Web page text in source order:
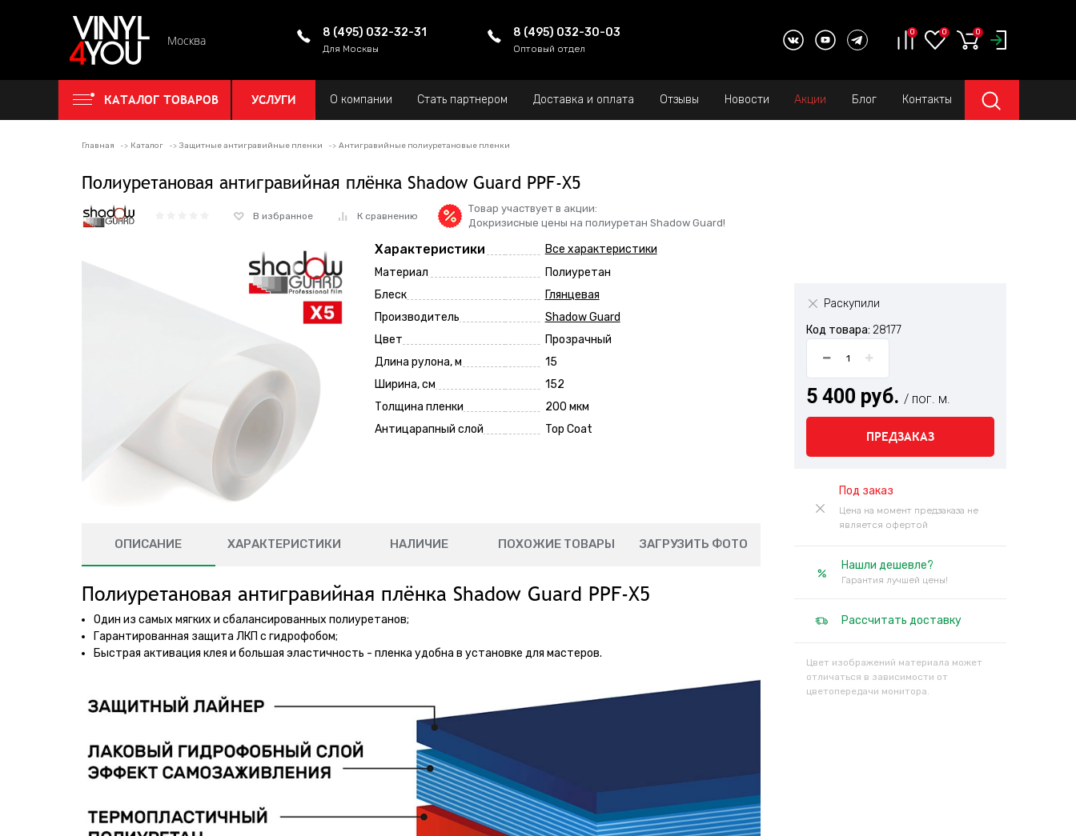
Москва
8 (495) 032-32-31
Для Москвы
8 (495) 032-30-03
Оптовый отдел
0 0 0
КАТАЛОГ ТОВАРОВ УСЛУГИ О компании Стать партнером Доставка и оплата Отзывы Новости Акции Блог Контакты
Главная Каталог Защитные антигравийные пленки Антигравийные полиуретановые пленки
Полиуретановая антигравийная плёнка Shadow Guard PPF-X5
В избранное К сравнению
Товар участвует в акции:
Докризисные цены на полиуретан Shadow Guard!
Характеристики
Все характеристики
Материал
Полиуретан
Блеск
Глянцевая
Производитель
Shadow Guard
Цвет
Прозрачный
Длина рулона, м
15
Ширина, см
152
Толщина пленки
200 мкм
Антицарапный слой
Top Coat
Раскупили
Код товара: 28177
5 400 руб. / пог. м.
ПРЕДЗАКАЗ
Под заказ
Цена на момент предзаказа не
является офертой
Нашли дешевле?
Гарантия лучшей цены!
Рассчитать доставку
Цвет изображений материала может
отличаться в зависимости от
цветопередачи монитора.
ОПИСАНИЕ ХАРАКТЕРИСТИКИ НАЛИЧИЕ ПОХОЖИЕ ТОВАРЫ ЗАГРУЗИТЬ ФОТО
Полиуретановая антигравийная плёнка Shadow Guard PPF-X5
Один из самых мягких и сбалансированных полиуретанов;
Гарантированная защита ЛКП с гидрофобом;
Быстрая активация клея и большая эластичность - пленка удобна в установке для мастеров.